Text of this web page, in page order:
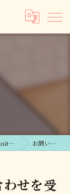
ウェルビーイングなライフコンサルならCommunity life-care合同会社 お問い合わせ
せを受